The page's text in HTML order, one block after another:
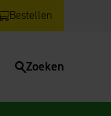
Bestellen
Zoeken